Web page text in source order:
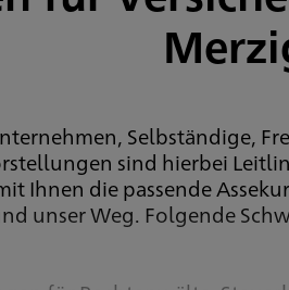
Selbständige,
sind hierbei
Ihnen die passende
unser Weg. Folgende